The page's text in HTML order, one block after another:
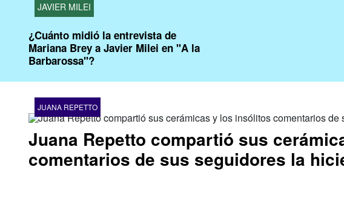
JAVIER MILEI
¿Cuánto midió la entrevista de
Mariana Brey a Javier Milei en "A la
Barbarossa"?
JUANA REPETTO
Juana Repetto compartió sus
comentarios de sus seguidores la